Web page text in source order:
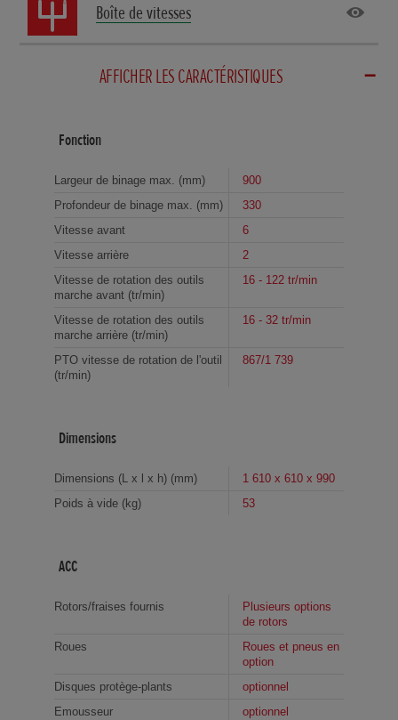
Boîte de vitesses
AFFICHER LES CARACTÉRISTIQUES
Fonction
Largeur de binage max. (mm)
900
Profondeur de binage max. (mm)
330
Vitesse avant
6
Vitesse arrière
2
Vitesse de rotation des outils
marche avant (tr/min)
16 - 122 tr/min
Vitesse de rotation des outils
marche arrière (tr/min)
16 - 32 tr/min
PTO vitesse de rotation de l'outil
(tr/min)
867/1 739
Dimensions
Dimensions (L x l x h) (mm)
1 610 x 610 x 990
Poids à vide (kg)
53
ACC
Rotors/fraises fournis
Plusieurs options
de rotors
Roues
Roues et pneus en
option
Disques protège-plants
optionnel
Emousseur
optionnel